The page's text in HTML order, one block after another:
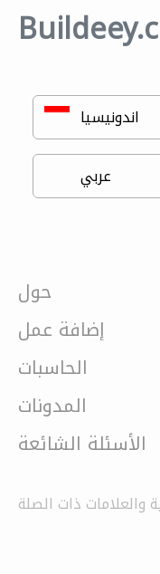
حول
إضافة عمل
الحاسبات
المدونات
الأسئلة الشائعة
والعلامات ذات الصلة